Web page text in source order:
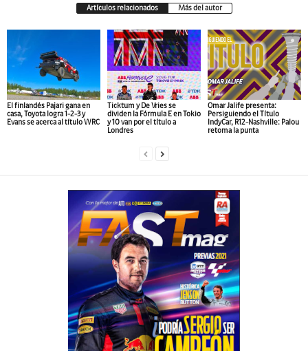
Artículos relacionados Más del autor
El finlandés Pajari gana en
casa, Toyota logra 1-2-3 y
Evans se acerca al título WRC
Ticktum y De Vries se
dividen la Fórmula E en Tokio
y 10 van por el título a
Londres
Omar Jalife presenta:
Persiguiendo el Título
IndyCar, R12-Nashville: Palou
retoma la punta